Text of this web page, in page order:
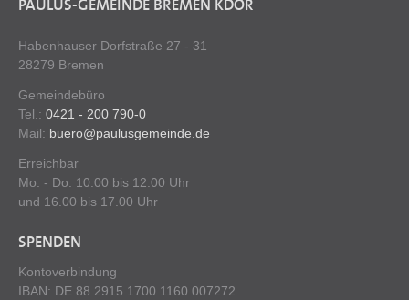
PAULUS-GEMEINDE BREMEN KDÖR
Habenhauser Dorfstraße 27 - 31
28279 Bremen
Gemeindebüro
Tel.: 0421 - 200 790-0
Mail: buero@paulusgemeinde.de
Erreichbar
Mo. - Do. 10.00 bis 12.00 Uhr
und 16.00 bis 17.00 Uhr
SPENDEN
Kontoverbindung
IBAN: DE 88 2915 1700 1160 007272